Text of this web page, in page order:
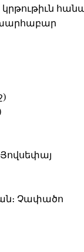
Չափածո